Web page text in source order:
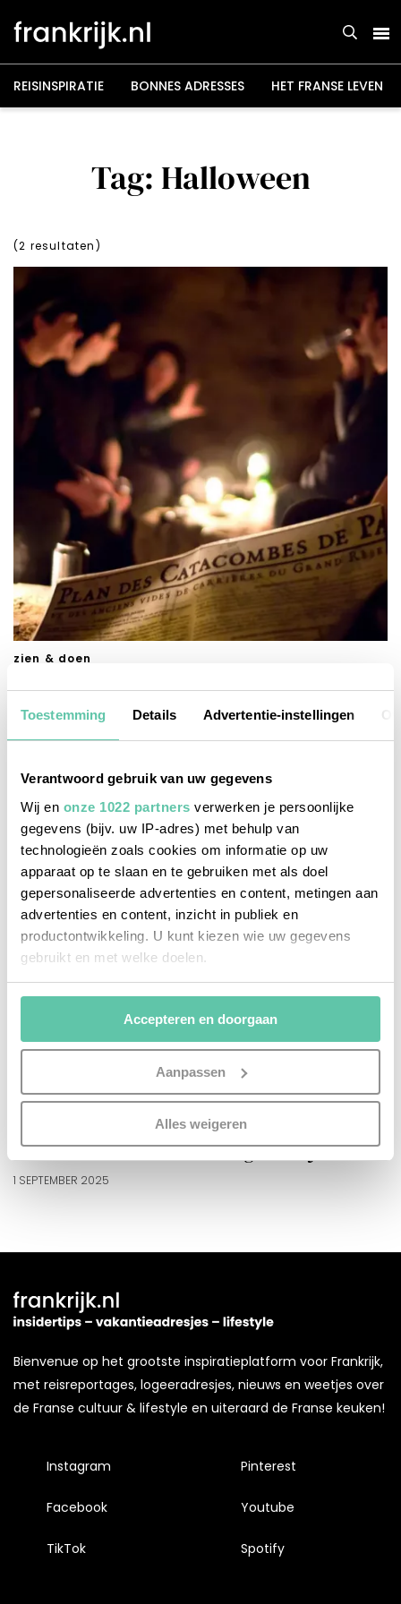
Toestemming Details Advertentie-instellingen
Verantwoord gebruik van uw gegevens
Wij en onze 1022 partners verwerken je persoonlijke
gegevens (bijv. uw IP-adres) met behulp van
technologieën zoals cookies om informatie op uw
apparaat op te slaan en te gebruiken met als doel
gepersonaliseerde advertenties en content, metingen aan
advertenties en content, inzicht in publiek en
productontwikkeling. U kunt kiezen wie uw gegevens
gebruikt en met welke doelen.
Als u het toestaat, willen we ook graag:
Informatie verzamelen over uw geografische
locatie, die tot een paar meter nauwkeurig kan zijn
Uw apparaat identificeren door het actief te
scannen op specifieke eigenschappen (fingerprinting)
verwerkt en stel uw voorkeuren in het
U kunt uw toestemming op elk moment wijzigen of
intrekken in de Cookieverklaring.
gebruikerservaring te bieden. Ook plaatsen wij cookies
van derde partijen om gepersonaliseerde advertenties te
voorkeuren af te stemmen. Je kunt je voorkeuren
Merci!
Accepteren en doorgaan
Aanpassen
Alles weigeren
naar
inhoud
REISINSPIRATIE BONNES ADRESSES HET FRANSE LEVEN
Tag: Halloween
(2 resultaten)
zien & doen
De catacomben van Parijs: dit wil je weten
1 MAART 2026
Nederlandse horrorwandeling in Parijs
1 SEPTEMBER 2025
Bienvenue op het grootste inspiratieplatform voor Frankrijk,
met reisreportages, logeeradresjes, nieuws en weetjes over
de Franse cultuur & lifestyle en uiteraard de Franse keuken!
Instagram
Facebook
TikTok
Pinterest
Youtube
Spotify